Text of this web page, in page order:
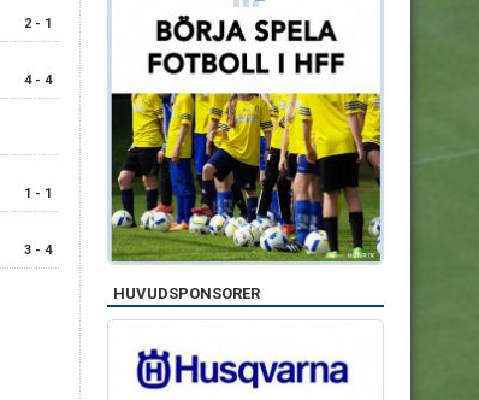
2 - 1
4 - 4
1 - 1
3 - 4
HUVUDSPONSORER